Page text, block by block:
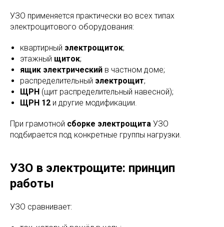
УЗО применяется практически во всех типах
электрощитового оборудования:
квартирный электрощиток;
этажный щиток;
ящик электрический в частном доме;
распределительный электрощит;
ЩРН (щит распределительный навесной);
ЩРН 12 и другие модификации.
При грамотной сборке электрощита УЗО
подбирается под конкретные группы нагрузки.
УЗО в электрощите: принцип
работы
УЗО сравнивает: